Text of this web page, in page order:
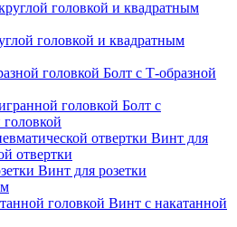
головкой и квадратным
Болт с Т-образной
Болт с
Винт для
отвертки
Винт для розетки
Винт с накатанной